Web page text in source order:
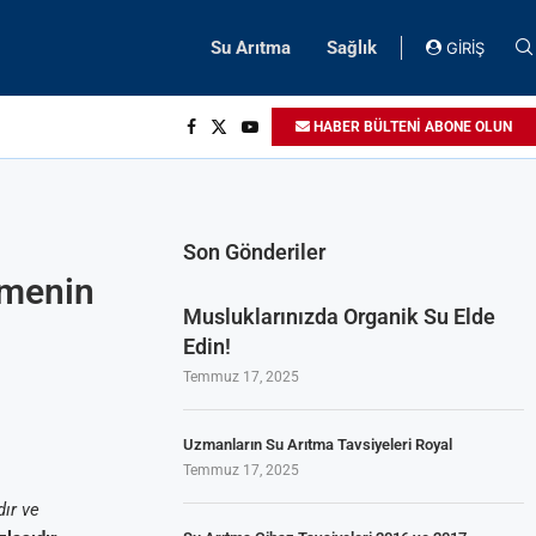
Su Arıtma Sağlık GİRİŞ
HABER BÜLTENİ ABONE OLUN
ve
Son Gönderiler
Musluklarınızda Organik Su Elde
Edin!
Temmuz 17, 2025
Uzmanların Su Arıtma Tavsiyeleri Royal
Temmuz 17, 2025